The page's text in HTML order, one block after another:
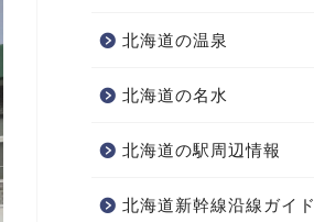
北海道の温泉
北海道の名水
北海道の駅周辺情報
北海道新幹線沿線ガイド